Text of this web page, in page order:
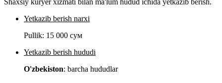
Shaxsiy kuryer xizmati bilan ma'lum hudud ichida yetkazib berish.
Yetkazib berish narxi
Pullik: 15 000 сум
Yetkazib berish hududi
O'zbekiston: barcha hududlar